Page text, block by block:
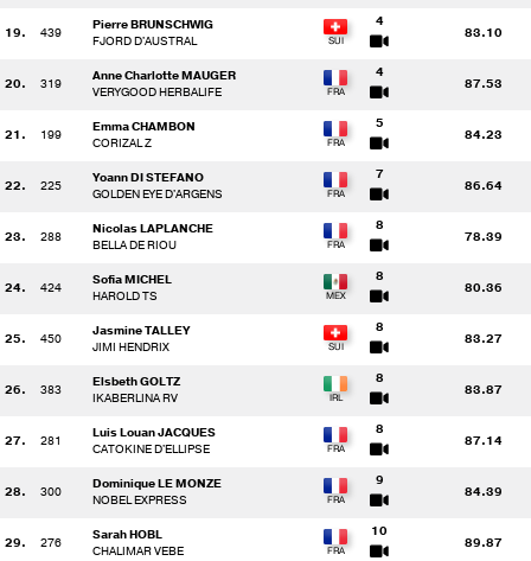
19. 439
Pierre BRUNSCHWIG
FJORD D'AUSTRAL
4
83.10
20. 319
Anne Charlotte MAUGER
VERYGOOD HERBALIFE
4
87.53
21. 199
Emma CHAMBON
CORIZAL Z
5
84.23
22. 225
Yoann DI STEFANO
GOLDEN EYE D'ARGENS
7
86.64
23. 288
Nicolas LAPLANCHE
BELLA DE RIOU
8
78.39
24. 424
Sofia MICHEL
HAROLD TS
8
80.36
25. 450
Jasmine TALLEY
JIMI HENDRIX
8
83.27
26. 383
Elsbeth GOLTZ
IKABERLINA RV
8
83.87
27. 281
Luis Louan JACQUES
CATOKINE D'ELLIPSE
8
87.14
28. 300
Dominique LE MONZE
NOBEL EXPRESS
9
84.39
29. 276
Sarah HOBL
CHALIMAR VEBE
10
89.87